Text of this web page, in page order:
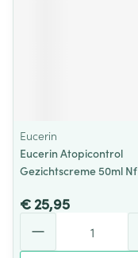
Eucerin
Eucerin Atopicontrol
Gezichtscreme 50ml Nf
€ 25,95